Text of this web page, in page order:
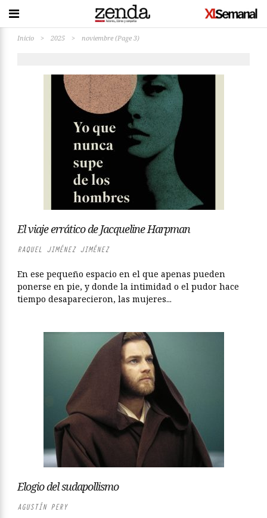
Inicio > 2025 > noviembre (Page 3)
El viaje errático de Jacqueline Harpman
RAQUEL JIMÉNEZ JIMÉNEZ
En ese pequeño espacio en el que apenas pueden
ponerse en pie, y donde la intimidad o el pudor hace
tiempo desaparecieron, las mujeres...
Elogio del sudapollismo
AGUSTÍN PERY